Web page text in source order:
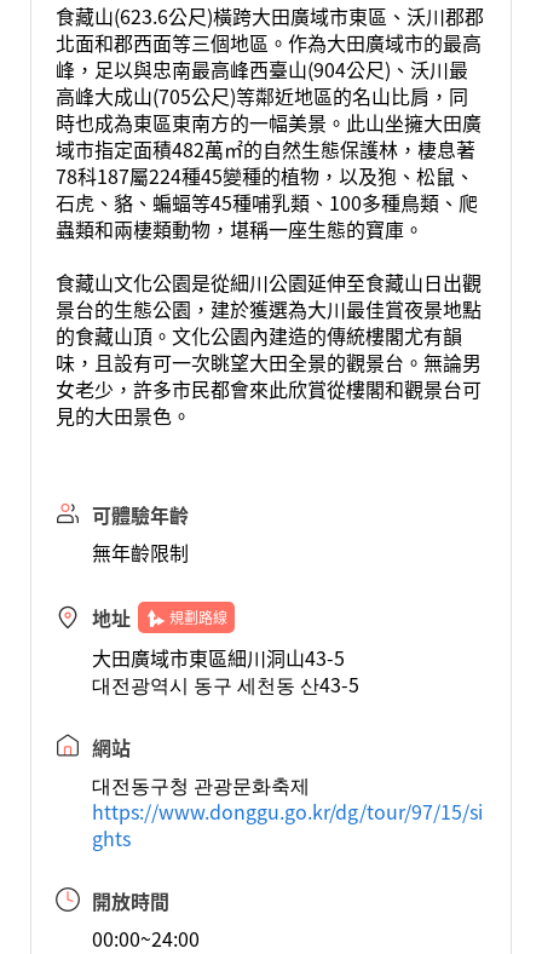
食藏山(623.6公尺)橫跨大田廣域市東區、沃川郡郡
北面和郡西面等三個地區。作為大田廣域市的最高
峰，足以與忠南最高峰西臺山(904公尺)、沃川最
高峰大成山(705公尺)等鄰近地區的名山比肩，同
時也成為東區東南方的一幅美景。此山坐擁大田廣
域市指定面積482萬㎡的自然生態保護林，棲息著
78科187屬224種45變種的植物，以及狍、松鼠、
石虎、貉、蝙蝠等45種哺乳類、100多種鳥類、爬
蟲類和兩棲類動物，堪稱一座生態的寶庫。
食藏山文化公園是從細川公園延伸至食藏山日出觀
景台的生態公園，建於獲選為大川最佳賞夜景地點
的食藏山頂。文化公園內建造的傳統樓閣尤有韻
味，且設有可一次眺望大田全景的觀景台。無論男
女老少，許多市民都會來此欣賞從樓閣和觀景台可
見的大田景色。
可體驗年齡
無年齡限制
地址 規劃路線
大田廣域市東區細川洞山43-5
대전광역시 동구 세천동 산43-5
網站
대전동구청 관광문화축제
https://www.donggu.go.kr/dg/tour/97/15/si
ghts
開放時間
00:00~24:00